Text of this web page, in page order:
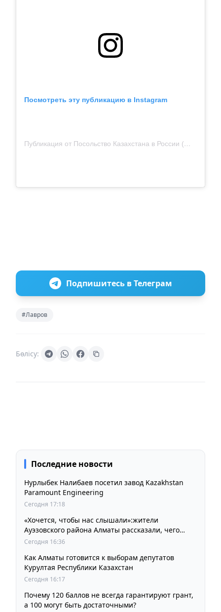
Посмотреть эту публикацию в Instagram
Публикация от Посольство Казахстана в России (@kazembassy_ru)
Подпишитесь в Телеграм
#Лавров
Бөлісу:
Последние новости
Нурлыбек Налибаев посетил завод Kazakhstan
Paramount Engineering
Сегодня 17:18
«Хочется, чтобы нас слышали»:жители
Ауэзовского района Алматы рассказали, чего
ждут от выборов депутатов Курултая
Сегодня 16:36
Как Алматы готовится к выборам депутатов
Курултая Республики Казахстан
Сегодня 16:17
Почему 120 баллов не всегда гарантируют грант,
а 100 могут быть достаточными?